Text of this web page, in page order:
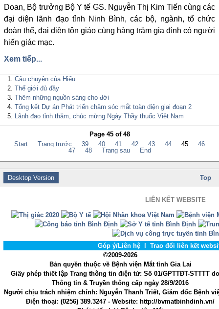
Doan, Bộ trưởng Bộ Y tế GS. Nguyễn Thị Kim Tiến cùng các
đại diện lãnh đạo tỉnh Ninh Bình, các bộ, ngành, tổ chức
đoàn thể, đại diện tôn giáo cùng hàng trăm gia đình có người
hiến giác mạc.
Xem tiếp...
Câu chuyện của Hiếu
Thế giới đủ đầy
Thêm những nguồn sáng cho đời
Tổng kết Dự án Phát triển chăm sóc mắt toàn diện giai đoạn 2
Lãnh đạo tỉnh thăm, chúc mừng Ngày Thầy thuốc Việt Nam
Page 45 of 48
Start
Trang trước 39 40 41 42 43 44 45
46
47
48 Trang sau End
Desktop Version Top
LIÊN KẾT WEBSITE
Góp ý/Liên hệ
Trao đổi liên kết
©2009-2026
Bản quyền thuộc về Bệnh viện Mắt tỉnh Gia Lai
Giấy phép thiết lập Trang thông tin điện tử: Số 01/GPTTĐT-STTTT
Thông tin & Truyền thông cấp ngày 28/9/2016
Người chịu trách nhiệm chính: Nguyễn Thanh Triết, Giám đốc Bệnh
Điện thoại:(0256) 389.3247- Website: http://bvmatbinhdinh.vn/